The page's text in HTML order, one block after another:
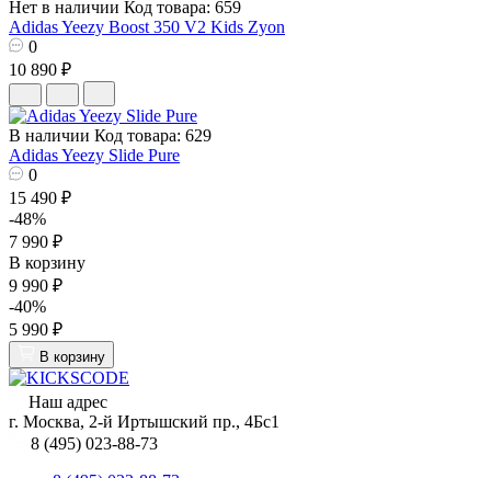
Нет в наличии Код товара: 659
Adidas Yeezy Boost 350 V2 Kids Zyon
0
10 890 ₽
В наличии Код товара: 629
Adidas Yeezy Slide Pure
0
15 490 ₽
-48%
7 990 ₽
В корзину
9 990 ₽
-40%
5 990 ₽
В корзину
Наш адрес
г. Москва, 2-й Иртышский пр., 4Бс1
8 (495) 023-88-73